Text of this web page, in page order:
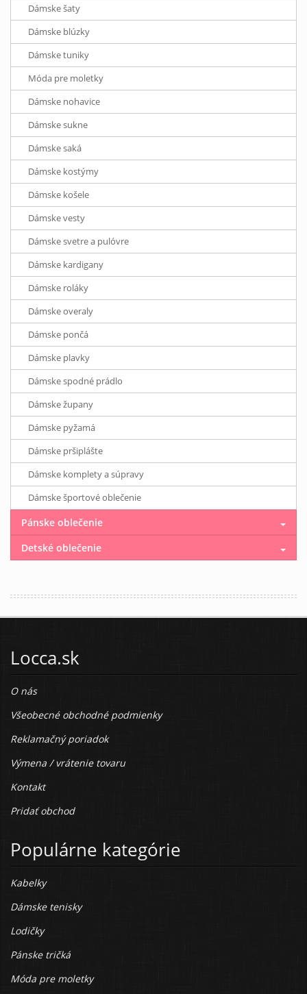
Dámske šaty
Dámske blúzky
Dámske tuniky
Móda pre moletky
Dámske nohavice
Dámske sukne
Dámske saká
Dámske kostýmy
Dámske košele
Dámske vesty
Dámske svetre a pulóvre
Dámske kardigany
Dámske roláky
Dámske overaly
Dámske pončá
Dámske plavky
Dámske spodné prádlo
Dámske župany
Dámske pyžamá
Dámske pršiplášte
Dámske komplety a súpravy
Dámske športové oblečenie
Pánske oblečenie
Detské oblečenie
Locca.sk
O nás
Všeobecné obchodné podmienky
Reklamačný poriadok
Výmena / vrátenie tovaru
Kontakt
Pridať obchod
Populárne kategórie
Kabelky
Dámske tenisky
Lodičky
Pánske tričká
Móda pre moletky